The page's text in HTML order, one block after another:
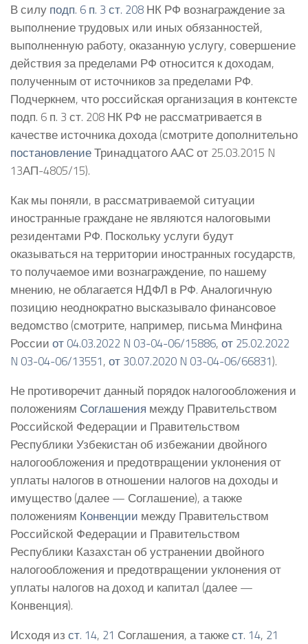
В силу подп. 6 п. 3 ст. 208 НК РФ вознаграждение за
выполнение трудовых или иных обязанностей,
выполненную работу, оказанную услугу, совершение
действия за пределами РФ относится к доходам,
полученным от источников за пределами РФ.
Подчеркнем, что российская организация в контексте
подп. 6 п. 3 ст. 208 НК РФ не рассматривается в
качестве источника дохода (смотрите дополнительно
постановлениеТринадцатого ААС от 25.03.2015 N
13АП-4805/15).
Как мы поняли, в рассматриваемой ситуации
иностранные граждане не являются налоговыми
резидентами РФ. Поскольку услуги будут
оказываться на территории иностранных государств,
то получаемое ими вознаграждение, по нашему
мнению, не облагается НДФЛ в РФ. Аналогичную
позицию неоднократно высказывало финансовое
ведомство (смотрите, например, письма Минфина
России от 04.03.2022 N 03-04-06/15886, от 25.02.2022
N 03-04-06/13551, от 30.07.2020 N 03-04-06/66831).
Не противоречит данный порядок налогообложения и
положениям Соглашения между Правительством
Российской Федерации и Правительством
Республики Узбекистан об избежании двойного
налогообложения и предотвращении уклонения от
уплаты налогов в отношении налогов на доходы и
имущество (далее — Соглашение), а также
положениям Конвенции между Правительством
Российской Федерации и Правительством
Республики Казахстан об устранении двойного
налогообложения и предотвращении уклонения от
уплаты налогов на доход и капитал (далее —
Конвенция).
Исходя из ст. 14, 21 Соглашения, а такжест. 14, 21